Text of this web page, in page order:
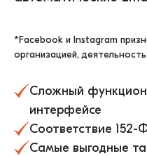
*Facebook и Instagram
организацией,
Сложный
интерфейсе
Соответствие 152-
Самые выгодные